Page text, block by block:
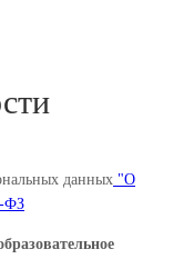
данных "О
ФЗ